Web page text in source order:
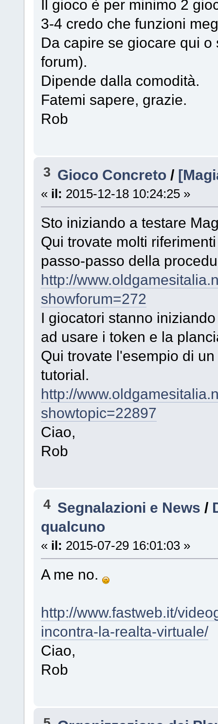
Il gioco è per minimo 2
3-4 credo che funzioni
Da capire se giocare qui
forum).
Dipende dalla comodità.
Fatemi sapere, grazie.
Rob
3 Gioco Concreto /
« il: 2015-12-18 10:24:25 »
Sto iniziando a testare
Qui trovate molti
passo-passo della
http://
showforum=272
I giocatori stanno
ad usare i token e la
Qui trovate l'esempio di
tutorial.
http://
showtopic=22897
Ciao,
Rob
4 Segnalazioni e News /
qualcuno
« il: 2015-07-29 16:01:03 »
A me no.
http://www.fastweb.it/
incontra-la-realta-virtuale/
Ciao,
Rob